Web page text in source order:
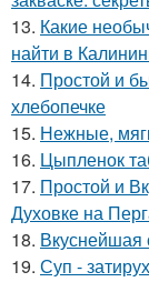
13. Какие
найти в
14. Простой и
хлебопечке
15. Нежные,
16. Цыпленок
17. Простой и
Духовке на
18. Вкуснейшая
19. Суп -